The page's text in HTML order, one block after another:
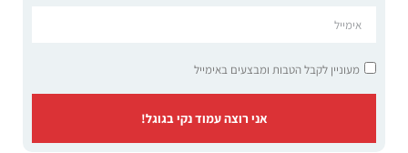
מעוניין לקבל הטבות ומבצעים באימייל
אני רוצה עמוד נקי בגוגל!